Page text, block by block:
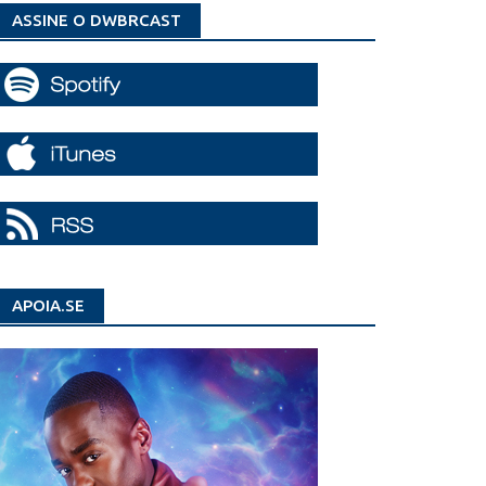
ASSINE O DWBRCAST
APOIA.SE